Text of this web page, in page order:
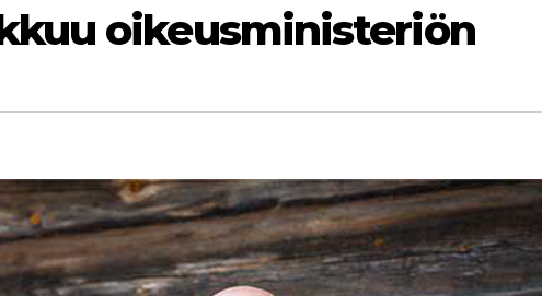
oikeusministeriön